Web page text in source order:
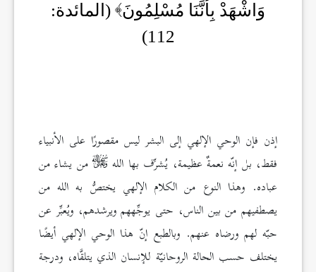
وَاشْهَدْ بِأَنَّنَا مُسْلِمُونَ
(المائدة:
112)
إذن فإن الوحي الإلهي إلى البشر ليس مقصورًا على الأنبياء
فقط، بل إنّه نعمةٌ عظيمة، يُشرِّف بها الله
من يشاء من
عباده. وهذا النوع من الكلام الإلهي يختصُّ به الله من
يصطفيهم من بين الناس، حتى يوجِّههم ويرشدهم، ويُعبِّر عن
حبّه لهم ورضاه عنهم. وبالطبع إنّ هذا الوحي الإلهي أيضًا
يختلف حسب الحالة الروحانيّة للإنسان الذي يتلقَّاه، ودرجة